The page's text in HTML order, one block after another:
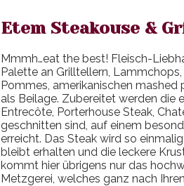
Etem Steakouse &
Mmmh…eat the best! Fleisch-
Palette an Grilltellern,
Pommes, amerikanischen
als Beilage. Zubereitet werden die
Entrecôte, Porterhouse Steak,
geschnitten sind, auf einem
erreicht. Das Steak wird so
bleibt erhalten und die leckere
kommt hier übrigens nur das
Metzgerei, welches ganz nach